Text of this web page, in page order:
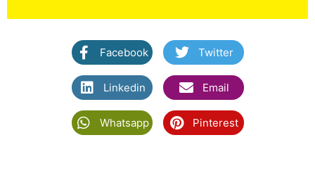
Facebook Twitter
Linkedin Email
Whatsapp Pinterest